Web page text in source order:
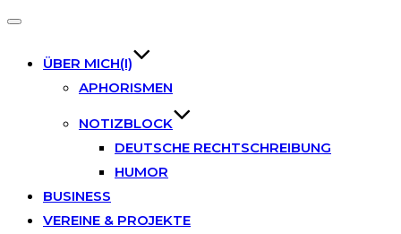
Toggle
ÜBER MICH(I)
APHORISMEN
NOTIZBLOCK
DEUTSCHE RECHTSCHREIBUNG
HUMOR
BUSINESS
VEREINE & PROJEKTE